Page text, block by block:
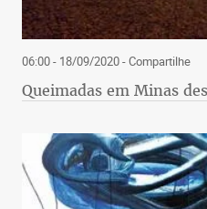
06:00 - 18/09/2020- Compartilhe
Queimadas em Minas